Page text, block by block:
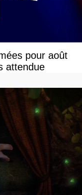
pour août
attendue